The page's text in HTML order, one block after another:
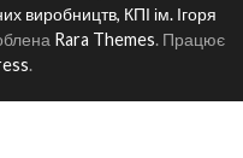
виробництв, КПІ ім. Ігоря
Rara Themes. Працює
.